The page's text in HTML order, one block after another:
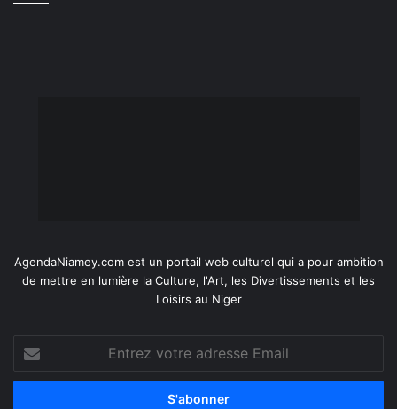
AgendaNiamey.com est un portail web culturel qui a pour ambition
de mettre en lumière la Culture, l'Art, les Divertissements et les
Loisirs au Niger
Entrez
votre
adresse